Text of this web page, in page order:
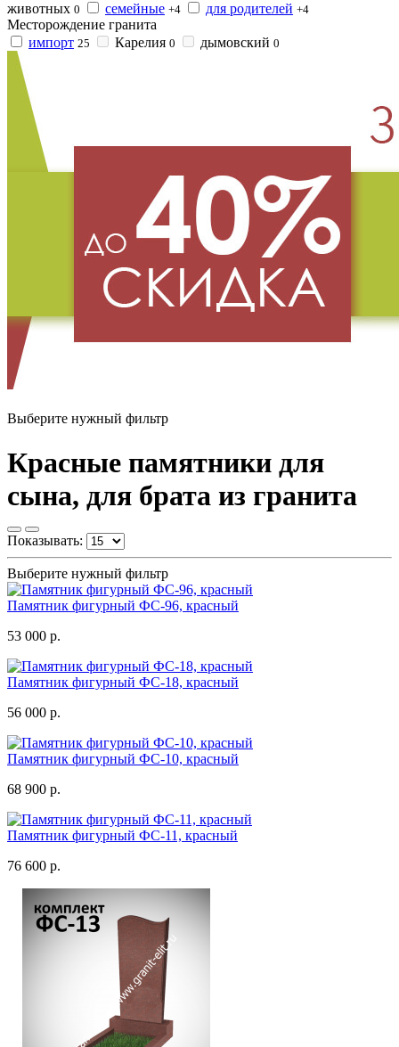
животных 0 семейные +4 для родителей +4
Месторождение гранита
импорт 25 Карелия 0 дымовский 0
Выберите нужный фильтр
Красные памятники для
сына, для брата из гранита
Показывать:
Выберите нужный фильтр
Памятник фигурный ФС-96, красный
53 000 р.
Памятник фигурный ФС-18, красный
56 000 р.
Памятник фигурный ФС-10, красный
68 900 р.
Памятник фигурный ФС-11, красный
76 600 р.